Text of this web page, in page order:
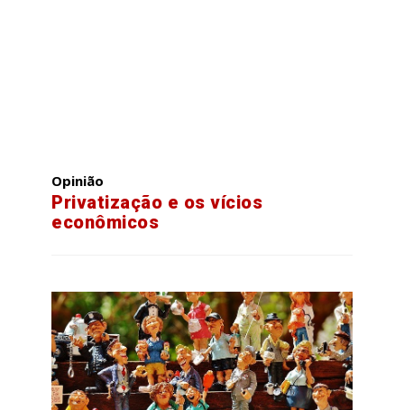
Opinião
Privatização e os vícios
econômicos